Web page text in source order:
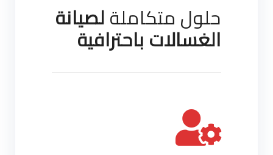
حلول متكاملةلصيانة
الغسالات باحترافية